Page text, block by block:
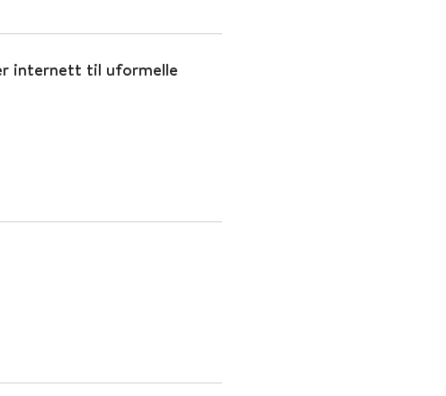
internett til uformelle